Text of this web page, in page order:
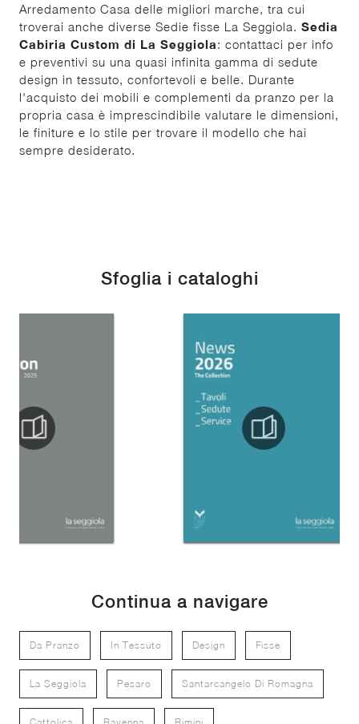
Arredamento Casa delle migliori marche, tra cui
troverai anche diverse Sedie fisse La Seggiola. Sedia
Cabiria Custom di La Seggiola: contattaci per info
e preventivi su una quasi infinita gamma di sedute
design in tessuto, confortevoli e belle. Durante
l'acquisto dei mobili e complementi da pranzo per la
propria casa è imprescindibile valutare le dimensioni,
le finiture e lo stile per trovare il modello che hai
sempre desiderato.
Sfoglia i cataloghi
Continua a navigare
Da Pranzo In Tessuto Design Fisse
La Seggiola Pesaro Santarcangelo Di Romagna
Cattolica Ravenna Rimini